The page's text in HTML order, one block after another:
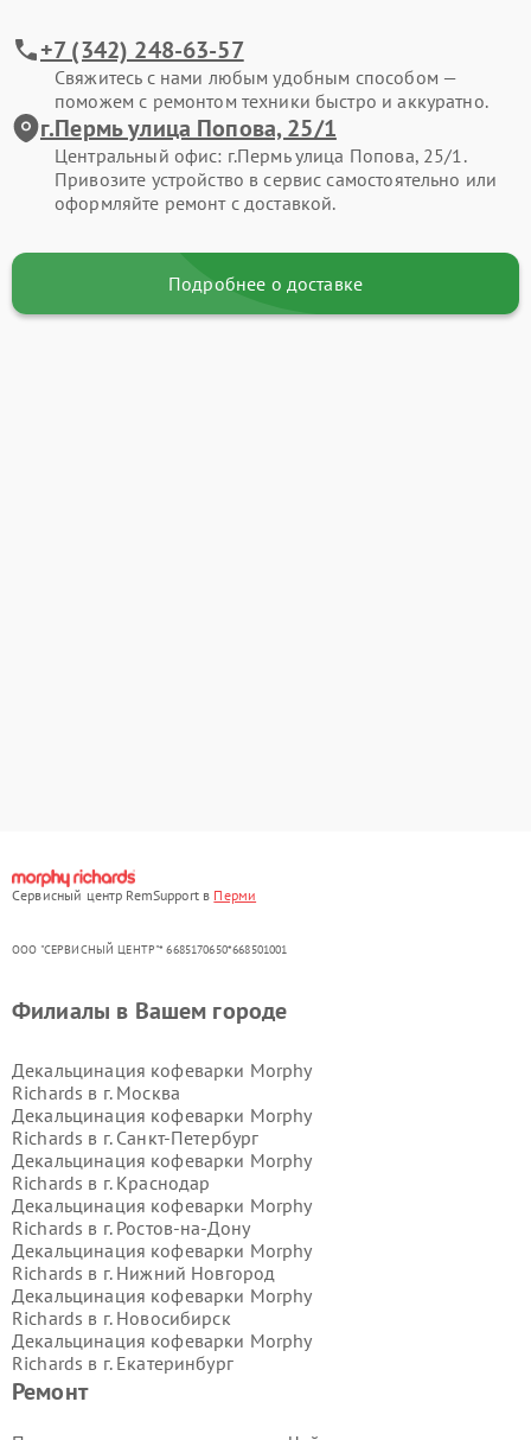
+7 (342) 248-63-57
Свяжитесь с нами любым удобным способом —
поможем с ремонтом техники быстро и аккуратно.
г.Пермь улица Попова, 25/1
Центральный офис: г.Пермь улица Попова, 25/1.
Привозите устройство в сервис самостоятельно или
оформляйте ремонт с доставкой.
Подробнее о доставке
Сервисный центр RemSupport в Перми
ООО "СЕРВИСНЫЙ ЦЕНТР"* 6685170650*668501001
Ремонт
Филиалы в Вашем городе
Декальцинация кофеварки Morphy
Richards в г. Москва
Декальцинация кофеварки Morphy
Richards в г. Санкт-Петербург
Декальцинация кофеварки Morphy
Richards в г. Краснодар
Декальцинация кофеварки Morphy
Richards в г. Ростов-на-Дону
Декальцинация кофеварки Morphy
Richards в г. Нижний Новгород
Декальцинация кофеварки Morphy
Richards в г. Новосибирск
Декальцинация кофеварки Morphy
Richards в г. Екатеринбург
Декальцинация кофеварки Morphy
Richards в г.